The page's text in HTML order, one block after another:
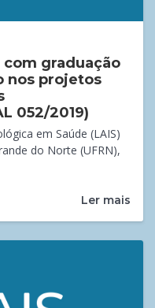
com graduação
nos projetos
052/2019)
em Saúde (LAIS)
do Norte (UFRN),
Ler mais